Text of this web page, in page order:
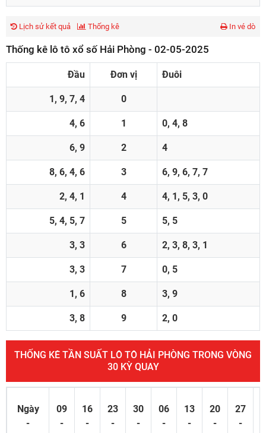
Lịch sử kết quả Thống kê In vé dò
Thống kê lô tô xổ số Hải Phòng - 02-05-2025
Đầu Đơn vị Đuôi
1, 9, 7, 4 0
4, 6 1 0, 4, 8
6, 9 2 4
8, 6, 4, 6 3 6, 9, 6, 7, 7
2, 4, 1 4 4, 1, 5, 3, 0
5, 4, 5, 7 5 5, 5
3, 3 6 2, 3, 8, 3, 1
3, 3 7 0, 5
1, 6 8 3, 9
3, 8 9 2, 0
THỐNG KÊ TẦN SUẤT LÔ TÔ HẢI PHÒNG TRONG VÒNG
30 KỲ QUAY
Ngày
-
09
-
16
-
23
-
30
-
06
-
13
-
20
-
27
-